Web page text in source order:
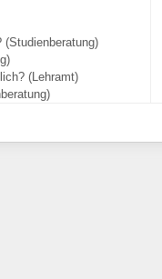
(Studienberatung)
(Lehramt)